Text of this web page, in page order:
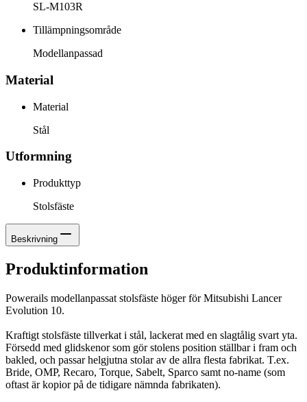
SL-M103R
Tillämpningsområde
Modellanpassad
Material
Material
Stål
Utformning
Produkttyp
Stolsfäste
Beskrivning
Produktinformation
Powerails modellanpassat stolsfäste höger för Mitsubishi Lancer
Evolution 10.
Kraftigt stolsfäste tillverkat i stål, lackerat med en slagtålig svart yta.
Försedd med glidskenor som gör stolens position ställbar i fram och
bakled, och passar helgjutna stolar av de allra flesta fabrikat. T.ex.
Bride, OMP, Recaro, Torque, Sabelt, Sparco samt no-name (som
oftast är kopior på de tidigare nämnda fabrikaten).